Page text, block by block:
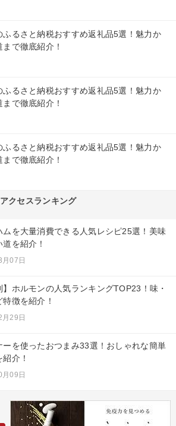
ふるさと納税おすすめ返礼品5選！魅力か
まで徹底紹介！
ふるさと納税おすすめ返礼品5選！魅力か
まで徹底紹介！
ふるさと納税おすすめ返礼品5選！魅力か
まで徹底紹介！
クセスランキング
ムを大量消費できる人気レシピ25選！美味
道を紹介！
07日
】ホルモンの人気ランキングTOP23！味・
徴を紹介！
29日
ーを使ったおつまみ33選！おしゃれな簡単
介！
09日